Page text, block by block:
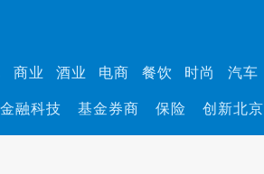
商业 酒业 电商 餐饮 时尚 汽车
金融科技 基金券商 保险 创新北京